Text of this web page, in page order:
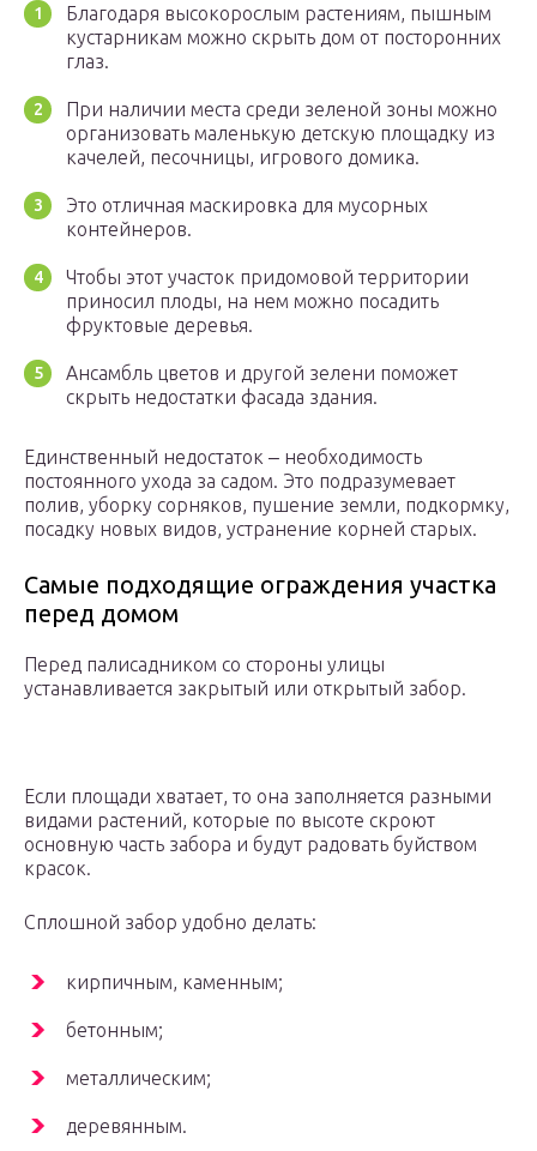
Благодаря высокорослым растениям, пышным
кустарникам можно скрыть дом от посторонних
глаз.
При наличии места среди зеленой зоны можно
организовать маленькую детскую площадку из
качелей, песочницы, игрового домика.
Это отличная маскировка для мусорных
контейнеров.
Чтобы этот участок придомовой территории
приносил плоды, на нем можно посадить
фруктовые деревья.
Ансамбль цветов и другой зелени поможет
скрыть недостатки фасада здания.
Единственный недостаток ‒ необходимость
постоянного ухода за садом. Это подразумевает
полив, уборку сорняков, пушение земли, подкормку,
посадку новых видов, устранение корней старых.
Самые подходящие ограждения участка
перед домом
Перед палисадником со стороны улицы
устанавливается закрытый или открытый забор.
Если площади хватает, то она заполняется разными
видами растений, которые по высоте скроют
основную часть забора и будут радовать буйством
красок.
Сплошной забор удобно делать:
кирпичным, каменным;
бетонным;
металлическим;
деревянным.